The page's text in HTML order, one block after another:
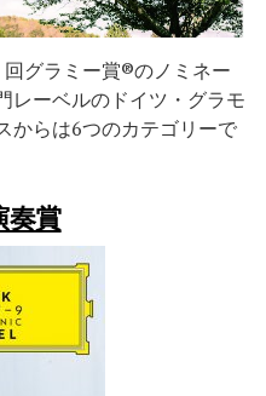
グラミー賞®️のノミネー
レーベルのドイツ・グラモ
からは6つのカテゴリーで
賞